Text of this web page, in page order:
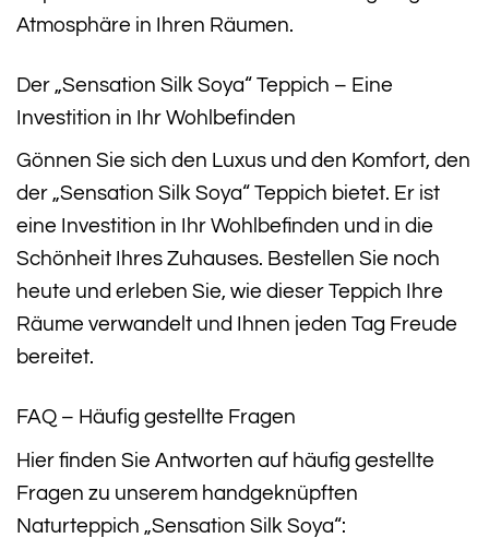
Atmosphäre in Ihren Räumen.
Der „Sensation Silk Soya“ Teppich – Eine
Investition in Ihr Wohlbefinden
Gönnen Sie sich den Luxus und den Komfort, den
der „Sensation Silk Soya“ Teppich bietet. Er ist
eine Investition in Ihr Wohlbefinden und in die
Schönheit Ihres Zuhauses. Bestellen Sie noch
heute und erleben Sie, wie dieser Teppich Ihre
Räume verwandelt und Ihnen jeden Tag Freude
bereitet.
FAQ – Häufig gestellte Fragen
Hier finden Sie Antworten auf häufig gestellte
Fragen zu unserem handgeknüpften
Naturteppich „Sensation Silk Soya“: